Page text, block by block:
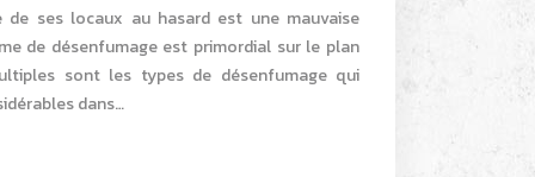
de ses locaux au hasard est une mauvaise
de désenfumage est primordial sur le plan
sont les types de désenfumage qui
dans…